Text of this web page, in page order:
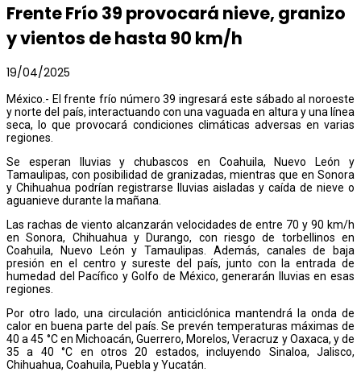
Frente Frío 39 provocará nieve, granizo
y vientos de hasta 90 km/h
19/04/2025
México.- El frente frío número 39 ingresará este sábado al noroeste
y norte del país, interactuando con una vaguada en altura y una línea
seca, lo que provocará condiciones climáticas adversas en varias
regiones.
Se esperan lluvias y chubascos en Coahuila, Nuevo León y
Tamaulipas, con posibilidad de granizadas, mientras que en Sonora
y Chihuahua podrían registrarse lluvias aisladas y caída de nieve o
aguanieve durante la mañana.
Las rachas de viento alcanzarán velocidades de entre 70 y 90 km/h
en Sonora, Chihuahua y Durango, con riesgo de torbellinos en
Coahuila, Nuevo León y Tamaulipas. Además, canales de baja
presión en el centro y sureste del país, junto con la entrada de
humedad del Pacífico y Golfo de México, generarán lluvias en esas
regiones.
Por otro lado, una circulación anticiclónica mantendrá la onda de
calor en buena parte del país. Se prevén temperaturas máximas de
40 a 45 °C en Michoacán, Guerrero, Morelos, Veracruz y Oaxaca, y de
35 a 40 °C en otros 20 estados, incluyendo Sinaloa, Jalisco,
Chihuahua, Coahuila, Puebla y Yucatán.